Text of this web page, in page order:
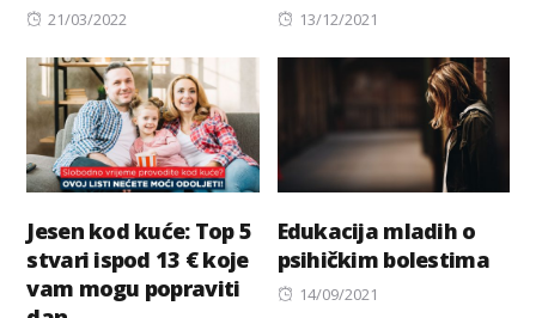
Posted
21/03/2022
Posted
13/12/2021
Jesen kod kuće: Top 5
stvari ispod 13 € koje
vam mogu popraviti
Edukacija mladih o
psihičkim bolestima
Posted
14/09/2021